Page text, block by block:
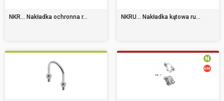
NKR... Nakładka ochronna r... NKRU... Nakładka kątowa ru...